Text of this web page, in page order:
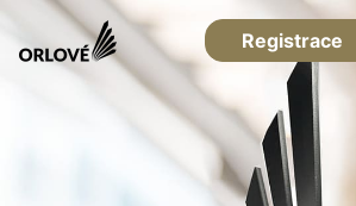
Registrace